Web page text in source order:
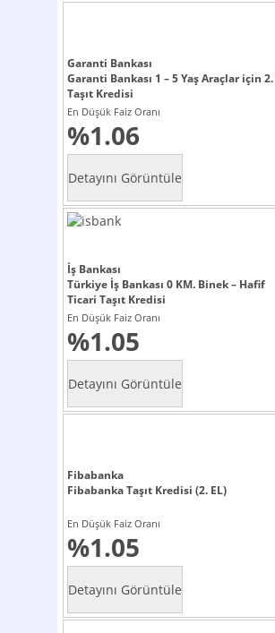
Garanti Bankası
Garanti Bankası 1 – 5 Yaş Araçlar için 2.
Taşıt Kredisi
En Düşük Faiz Oranı
%1.06
İş Bankası
Türkiye İş Bankası 0 KM. Binek – Hafif
Ticari Taşıt Kredisi
En Düşük Faiz Oranı
%1.05
Fibabanka
Fibabanka Taşıt Kredisi (2. EL)
En Düşük Faiz Oranı
%1.05